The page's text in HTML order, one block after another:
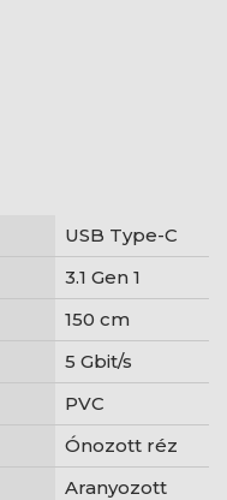
USB Type-C
3.1 Gen 1
150 cm
5 Gbit/s
PVC
Ónozott réz
Aranyozott